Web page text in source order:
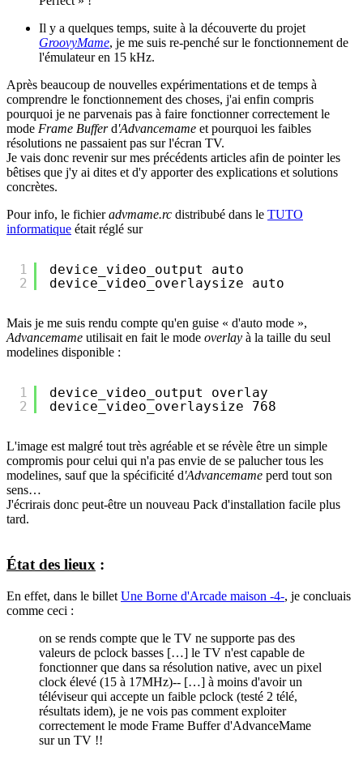
Il y a quelques temps, suite à la découverte du projet
GroovyMame, je me suis re-penché sur le fonctionnement de
l'émulateur en 15 kHz.
Après beaucoup de nouvelles expérimentations et de temps à
comprendre le fonctionnement des choses, j'ai enfin compris
pourquoi je ne parvenais pas à faire fonctionner correctement le
mode Frame Bufferd'Advancemame et pourquoi les faibles
résolutions ne passaient pas sur l'écran TV.
Je vais donc revenir sur mes précédents articles afin de pointer les
bêtises que j'y ai dites et d'y apporter des explications et solutions
concrètes.
Pour info, le fichieradvmame.rc distribubé dans le TUTO
informatique était réglé sur
1
2
device_video_output auto
device_video_overlaysize auto
Mais je me suis rendu compte qu'en guise « d'auto mode »,
Advancemame utilisait en fait le mode overlay à la taille du seul
modelines disponible :
1
2
device_video_output overlay
device_video_overlaysize 768
L'image est malgré tout très agréable et se révèle être un simple
compromis pour celui qui n'a pas envie de se palucher tous les
modelines, sauf que la spécificité d'Advancemame perd tout son
sens…
J'écrirais donc peut-être un nouveau Pack d'installation facile plus
tard.
État des lieux :
En effet, dans le billet Une Borne d'Arcade maison -4-, je concluais
comme ceci :
on se rends compte que le TV ne supporte pas des
valeurs de pclock basses […] le TV n'est capable de
fonctionner que dans sa résolution native, avec un pixel
clock élevé (15 à 17MHz)-- […] à moins d'avoir un
téléviseur qui accepte un faible pclock (testé 2 télé,
résultats idem), je ne vois pas comment exploiter
correctement le mode Frame Buffer d'AdvanceMame
sur un TV !!